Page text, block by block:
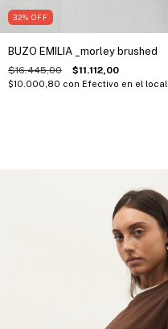
32% OFF
BUZO EMILIA _morley brushed
$16.445,00 $11.112,00
$10.000,80 con Efectivo en el local